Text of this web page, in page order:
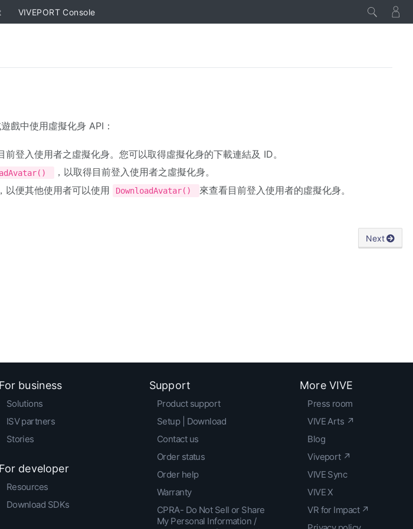
VIVEPORT Console
戲中使用虛擬化身 API：
前登入使用者之虛擬化身。您可以取得虛擬化身的下載連結及 ID。
，以取得目前登入使用者之虛擬化身。
以便其他使用者可以使用
DownloadAvatar() 來查看目前登入使用者的虛擬化身。
Next
For business
Solutions
ISV partners
Stories
For developer
Resources
Download SDKs
Support
Product support
Setup | Download
Contact us
Order status
Order help
Warranty
CPRA- Do Not Sell or Share
My Personal Information /
More VIVE
Press room
VIVE Arts ↗
Blog
Viveport ↗
VIVE Sync
VIVE X
VR for Impact ↗